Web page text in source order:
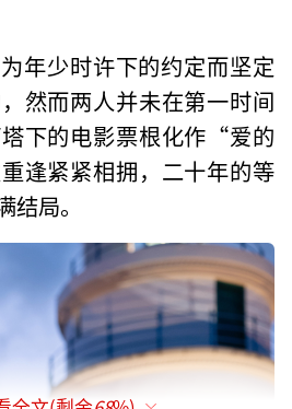
年少时许下的约定而坚定
然而两人并未在第一时间
下的电影票根化作“爱的
逢紧紧相拥，二十年的等
局。